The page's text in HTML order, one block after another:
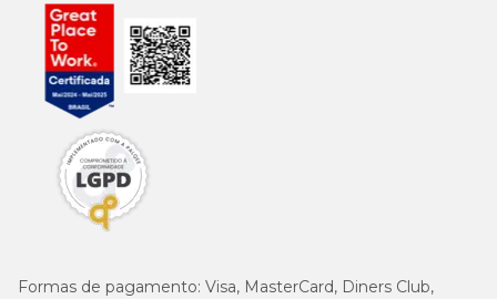
Formas de pagamento: Visa, MasterCard, Diners Club,